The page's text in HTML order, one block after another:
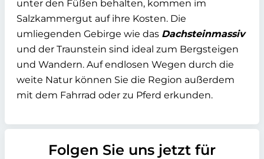
unter den Füßen behalten, kommen im
Salzkammergut auf ihre Kosten. Die
umliegenden Gebirge wie das Dachsteinmassiv
und der Traunstein sind ideal zum Bergsteigen
und Wandern. Auf endlosen Wegen durch die
weite Natur können Sie die Region außerdem
mit dem Fahrrad oder zu Pferd erkunden.
Folgen Sie uns jetzt für